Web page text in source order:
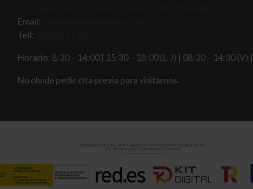
Email:
Telf:
Horario: 8:30 – 14:00 | 15:30 – 18:00 (L-J) | 08:30 – 14:30 (V)
No olvide pedir cita previa para visitarnos.